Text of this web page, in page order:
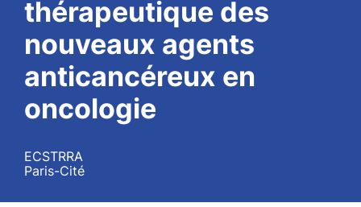
thérapeutique des
nouveaux agents
anticancéreux en
oncologie
ECSTRRA
Paris-Cité